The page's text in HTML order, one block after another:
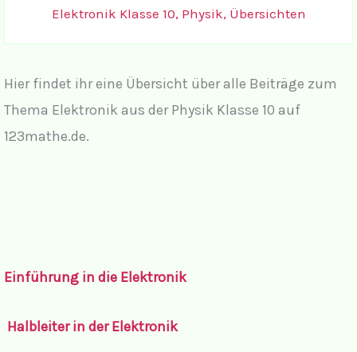
Elektronik Klasse 10, Physik, Übersichten
Hier findet ihr eine Übersicht über alle Beiträge zum
Thema Elektronik aus der Physik Klasse 10 auf
123mathe.de.
Einführung in die Elektronik
Halbleiter in der Elektronik